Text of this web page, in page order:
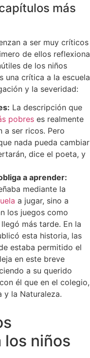
más
a ser muy críticos
de ellos reflexiona
de los niños
una crítica a la escuela
y la severidad:
La descripción que
pobres es realmente
a ser ricos. Pero
nada pueda cambiar
dice el poeta, y
a aprender:
mediante la
a jugar, sino a
los juegos como
más tarde. En la
esta historia, las
estaba permitido el
en este breve
a su querido
él que en el colegio,
y la Naturaleza.
los niños